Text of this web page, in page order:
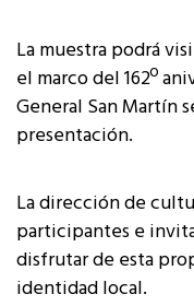
La muestra podrá
el marco del 162º
General San Martín
presentación.
La dirección de
participantes e
disfrutar de esta
identidad local.